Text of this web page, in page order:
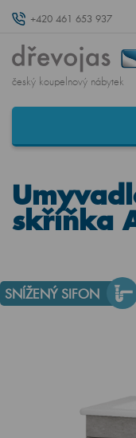
+420 461 653 937
český koupelnový nábytek
skříňka
SNÍŽENÝ SIFON